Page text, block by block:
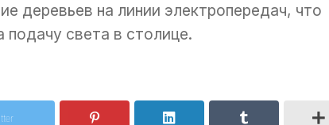
деревьев на линии электропередач, что
света в столице.